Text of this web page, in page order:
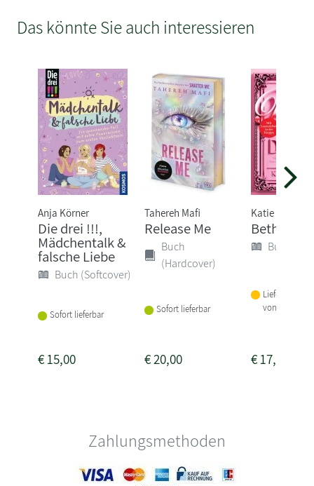
Das könnte Sie auch interessieren
Anja Körner
Die drei !!!,
Mädchentalk &
falsche Liebe
Buch (Softcover)
Sofort lieferbar
€15,00
Tahereh Mafi
Release Me
Buch
(Hardcover)
Sofort lieferbar
€20,00
Katie Bernet
Beth is
Buch
Lieferbar
von 1-2
€17,00
Zahlungsmethoden